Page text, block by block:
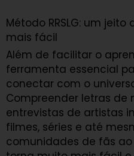
Método RRSLG: um
mais fácil
Além de facilitar o
ferramenta essencial
conectar com o
Compreender letras de
entrevistas de artistas
filmes, séries e até
comunidades de fãs